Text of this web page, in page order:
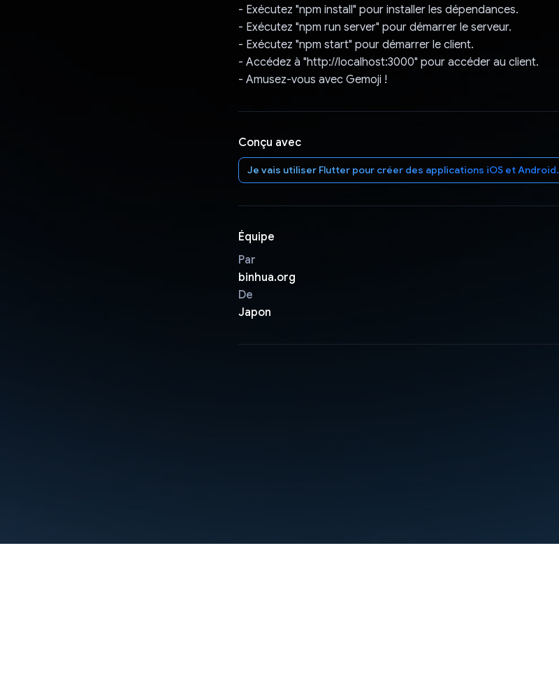
- Exécutez "npm install" pour installer les dépendances.
- Exécutez "npm run server" pour démarrer le serveur.
- Exécutez "npm start" pour démarrer le client.
- Accédez à "http://localhost:3000" pour accéder au client.
- Amusez-vous avec Gemoji !
Conçu avec
Je vais utiliser Flutter pour créer des applications iOS et Android.
Équipe
Par
binhua.org
De
Japon